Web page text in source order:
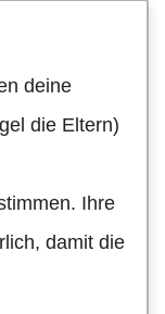
deine
die Eltern)
Ihre
damit die